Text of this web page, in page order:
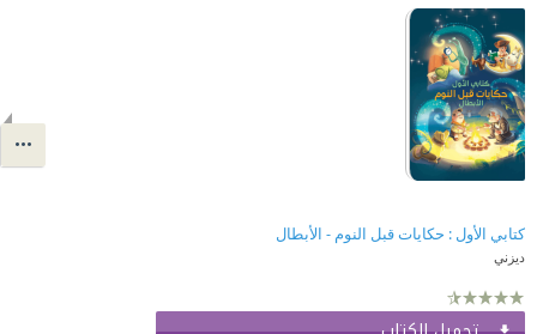
كتابي الأول : حكايات قبل النوم - الأبطال
ديزني